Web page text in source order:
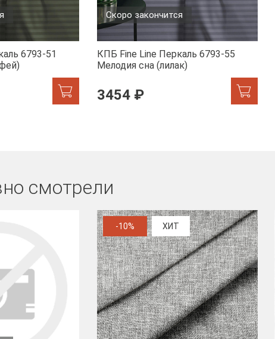
6793-51
Скоро закончится
КПБ Fine Line Перкаль 6793-55
Мелодия сна (лилак)
3454 ₽
смотрели
-10% ХИТ